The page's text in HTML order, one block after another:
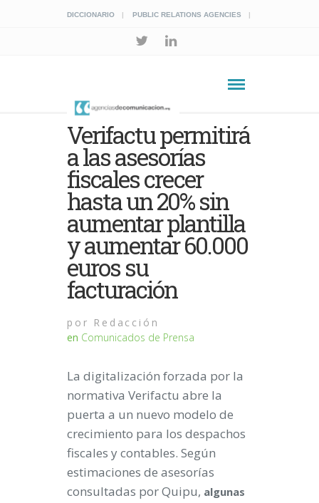
DICCIONARIO PUBLIC RELATIONS AGENCIES
Verifactu permitirá
a las asesorías
fiscales crecer
hasta un 20% sin
aumentar plantilla
y aumentar 60.000
euros su
facturación
por Redacción
en Comunicados de Prensa
La digitalización forzada por la
normativa Verifactu abre la
puerta a un nuevo modelo de
crecimiento para los despachos
fiscales y contables. Según
estimaciones de asesorías
consultadas por Quipu, algunas